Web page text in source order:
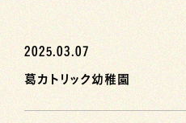
葛カトリック幼稚園
2025.03.07